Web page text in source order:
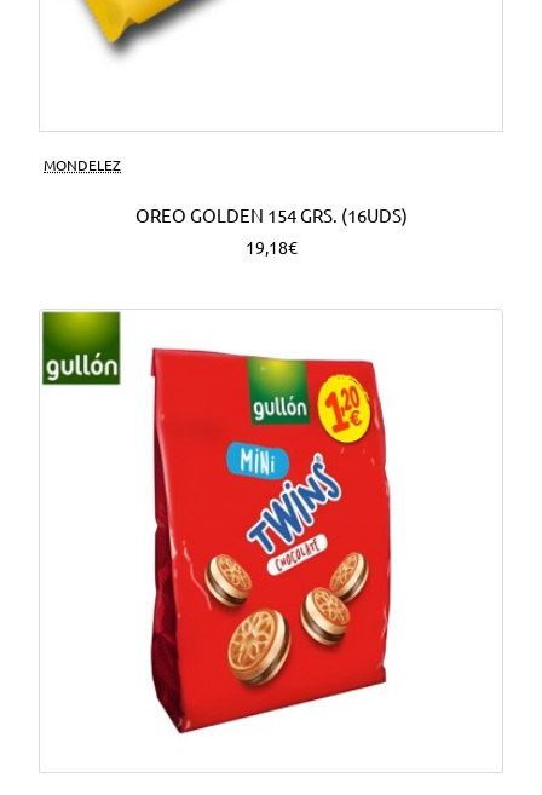
MONDELEZ
OREO GOLDEN 154 GRS. (16UDS)
19,18€